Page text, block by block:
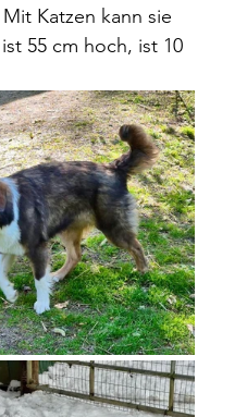
Katzen kann sie
55 cm hoch, ist 10